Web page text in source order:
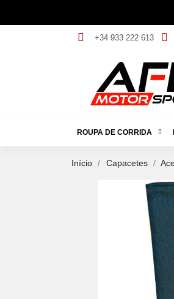
+34 933 222 613
ROUPA DE CORRIDA
Início Capacetes